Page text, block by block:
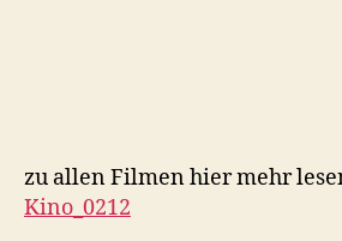
zu allen Filmen hier mehr
Kino_0212